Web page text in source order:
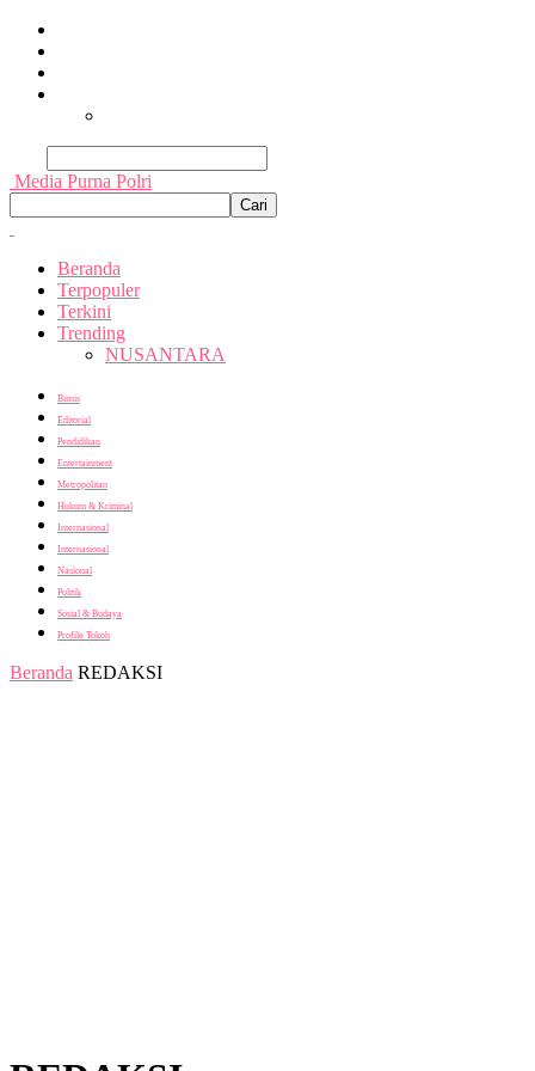
Media Purna Polri
Beranda
Terpopuler
Terkini
Trending
NUSANTARA
Bisnis
Editorial
Pendidikan
Entertainment
Metropolitan
Hukum & Kriminal
Internasional
Internasional
Nasional
Politik
Sosial & Budaya
Profile Tokoh
Beranda REDAKSI